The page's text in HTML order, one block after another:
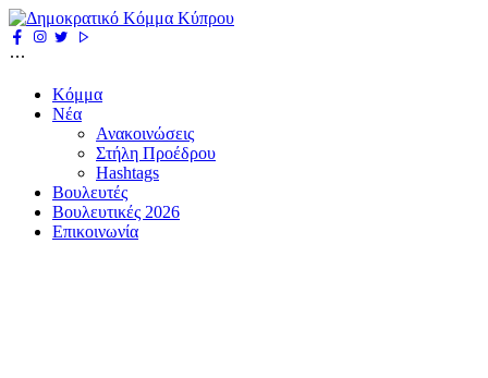
Κόμμα
Νέα
Ανακοινώσεις
Στήλη Προέδρου
Hashtags
Βουλευτές
Βουλευτικές 2026
Επικοινωνία